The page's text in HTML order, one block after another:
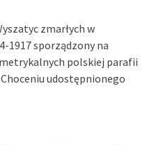
zmarłych w
1917 sporządzony na
polskiej parafii
udostępnionego